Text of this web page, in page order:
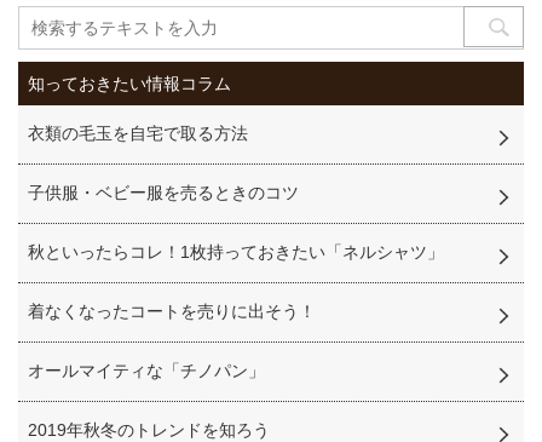
知っておきたい情報コラム
衣類の毛玉を自宅で取る方法
子供服・ベビー服を売るときのコツ
秋といったらコレ！1枚持っておきたい「ネルシャツ」
着なくなったコートを売りに出そう！
オールマイティな「チノパン」
2019年秋冬のトレンドを知ろう